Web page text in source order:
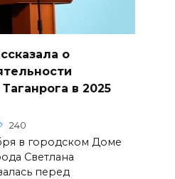
о
в 2025
240
в городском Доме
Светлана
перед